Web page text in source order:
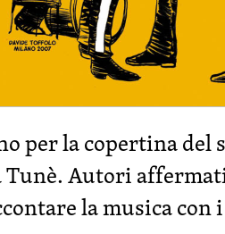
per la copertina del
Tunè. Autori
la musica